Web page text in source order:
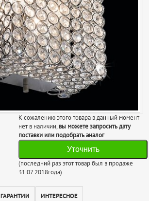
К сожалению этого товара в данный момент
нет в наличии,вы можете запросить дату
поставки или подобрать аналог
Уточнить
(последний раз этот товар был в продаже
31.07.2018года)
ГАРАНТИИ ИНТЕРЕСНОЕ